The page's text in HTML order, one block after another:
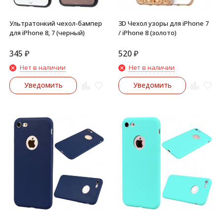
Ультратонкий чехол-бампер
для iPhone 8, 7 (черный)
345 ₽
Нет в наличии
Уведомить
3D Чехол узоры для iPhone 7
/ iPhone 8 (золото)
520₽
Нет в наличии
Уведомить